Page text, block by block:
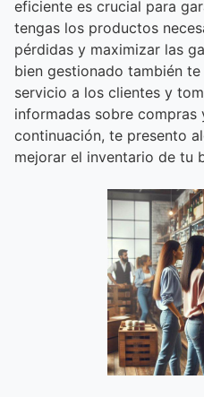
eficiente es crucial para
tengas los productos
pérdidas y maximizar las
bien gestionado también
servicio a los clientes y
informadas sobre compras
continuación, te presento
mejorar el inventario de tu